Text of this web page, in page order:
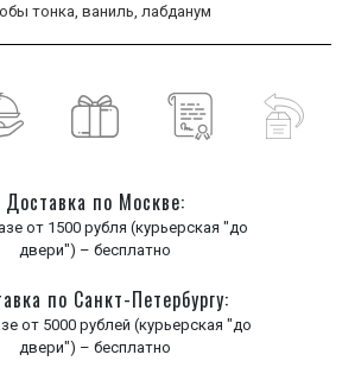
тонка, ваниль, лабданум
Доставка по Москве:
от 1500 рубля (курьерская "до
двери") – бесплатно
по Санкт-Петербургу:
от 5000 рублей (курьерская "до
двери") – бесплатно